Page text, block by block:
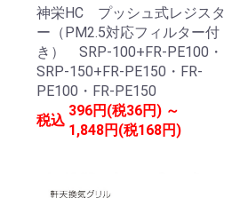
神栄HC プッシュ式レジスタ
ー（PM2.5対応フィルター付
き） SRP-100+FR-PE100・
SRP-150+FR-PE150・FR-
PE100・FR-PE150
税込
396円(税36円) ～
1,848円(税168円)